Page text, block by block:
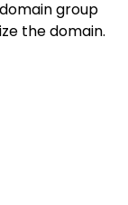
group
the domain.